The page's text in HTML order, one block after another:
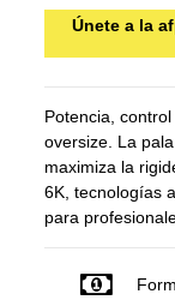
Únete a la
Potencia,
oversize. La
maximiza la
6K, tecnologías
para